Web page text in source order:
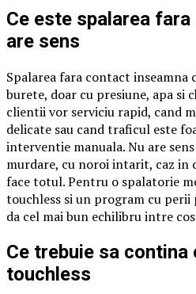
Ce este spalarea
are sens
Spalarea fara contact inseamna
burete, doar cu presiune, apa si
clientii vor serviciu rapid, cand
delicate sau cand traficul este
interventie manuala. Nu are
murdare, cu noroi intarit, caz in
face totul. Pentru o spalatorie
touchless si un program cu
da cel mai bun echilibru intre
Ce trebuie sa contina
touchless